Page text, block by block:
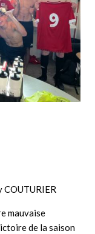
mauvaise
de la saison